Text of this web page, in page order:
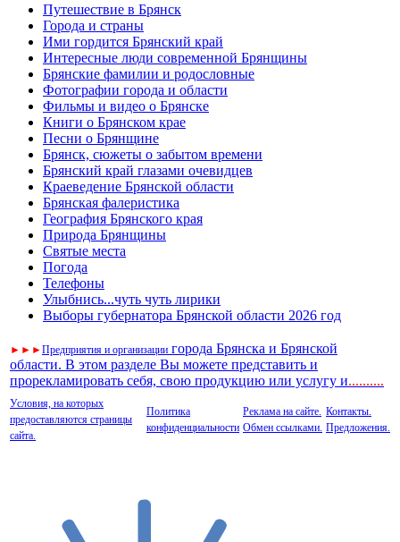
Путешествие в Брянск
Города и страны
Ими гордится Брянский край
Интересные люди современной Брянщины
Брянские фамилии и родословные
Фотографии города и области
Фильмы и видео о Брянске
Книги о Брянском крае
Песни о Брянщине
Брянск, сюжеты о забытом времени
Брянский край глазами очевидцев
Краеведение Брянской области
Брянская фалеристика
География Брянского края
Природа Брянщины
Святые места
Погода
Телефоны
Улыбнись...чуть чуть лирики
Выборы губернатора Брянской области 2026 год
► ► ►Предприятия и организации города Брянска и Брянской
области. В этом разделе Вы можете представить и
прорекламировать себя, свою продукцию или услугу и..........
Условия, на которых
предоставляются страницы
сайта.
Политика
конфиденциальности
Реклама на сайте.
Обмен ссылками.
Контакты.
Предложения.